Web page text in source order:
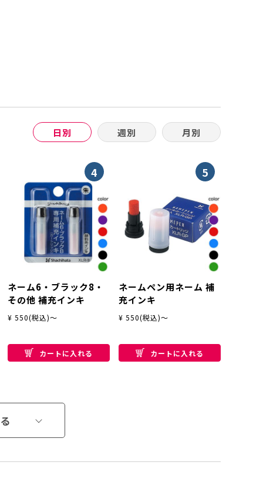
日別 週別 月別
4
ネーム6・ブラック8・
その他 補充インキ
¥ 550(税込)～
カートに入れる
5
ネームペン用ネーム 補
充インキ
¥ 550(税込)～
カートに入れる